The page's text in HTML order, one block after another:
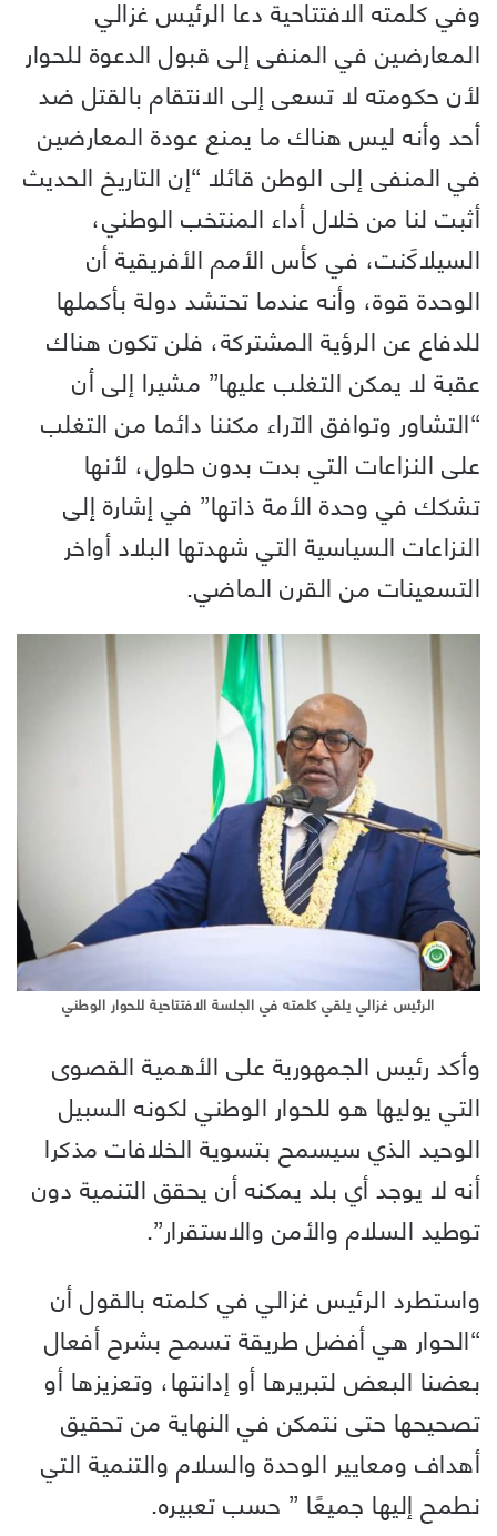
وفي كلمته الافتتاحية دعا الرئيس غزالي
المعارضين في المنفى إلى قبول الدعوة للحوار
لأن حكومته لا تسعى إلى الانتقام بالقتل ضد
أحد وأنه ليس هناك ما يمنع عودة المعارضين
في المنفى إلى الوطن قائلا “إن التاريخ الحديث
أثبت لنا من خلال أداء المنتخب الوطني،
السيلاكَنت، في كأس الأمم الأفريقية أن
الوحدة قوة، وأنه عندما تحتشد دولة بأكملها
للدفاع عن الرؤية المشتركة، فلن تكون هناك
عقبة لا يمكن التغلب عليها” مشيرا إلى أن
“التشاور وتوافق الآراء مكننا دائما من التغلب
على النزاعات التي بدت بدون حلول، لأنها
تشكك في وحدة الأمة ذاتها” في إشارة إلى
النزاعات السياسية التي شهدتها البلاد أواخر
التسعينات من القرن الماضي.
الرئيس غزالي يلقي كلمته في الجلسة الافتتاحية للحوار الوطني
وأكد رئيس الجمهورية على الأهمية القصوى
التي يوليها هو للحوار الوطني لكونه السبيل
الوحيد الذي سيسمح بتسوية الخلافات مذكرا
أنه لا يوجد أي بلد يمكنه أن يحقق التنمية دون
توطيد السلام والأمن والاستقرار”.
واستطرد الرئيس غزالي في كلمته بالقول أن
“الحوار هي أفضل طريقة تسمح بشرح أفعال
بعضنا البعض لتبريرها أو إدانتها، وتعزيزها أو
تصحيحها حتى نتمكن في النهاية من تحقيق
أهداف ومعايير الوحدة والسلام والتنمية التي
نطمح إليها جميعًا ” حسب تعبيره.